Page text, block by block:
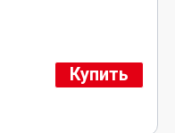
Купить